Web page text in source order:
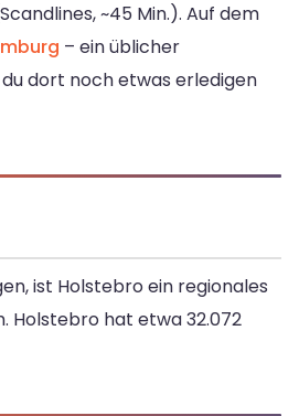
~45 Min.). Auf dem
– ein üblicher
dort noch etwas erledigen
ist Holstebro ein regionales
Holstebro hat etwa 32.072